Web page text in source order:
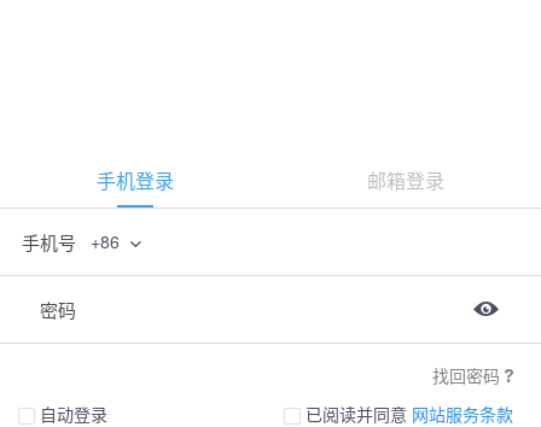
手机登录 邮箱登录
手机号 +86
密码
找回密码
自动登录
已阅读并同意 网站服务条款